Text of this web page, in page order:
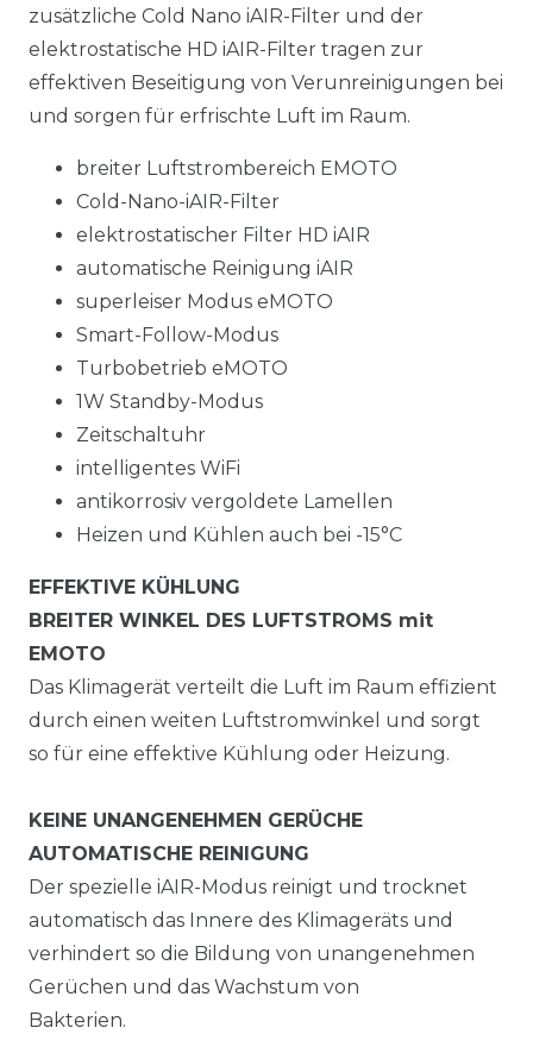
zusätzliche Cold Nano iAIR-Filter und der
elektrostatische HD iAIR-Filter tragen zur
effektiven Beseitigung von Verunreinigungen bei
und sorgen für erfrischte Luft im Raum.
breiter Luftstrombereich EMOTO
Cold-Nano-iAIR-Filter
elektrostatischer Filter HD iAIR
automatische Reinigung iAIR
superleiser Modus eMOTO
Smart-Follow-Modus
Turbobetrieb eMOTO
1W Standby-Modus
Zeitschaltuhr
intelligentes WiFi
antikorrosiv vergoldete Lamellen
Heizen und Kühlen auch bei -15°C
EFFEKTIVE KÜHLUNG
BREITER WINKEL DES LUFTSTROMS mit
EMOTO
Das Klimagerät verteilt die Luft im Raum effizient
durch einen weiten Luftstromwinkel und sorgt
so für eine effektive Kühlung oder Heizung.
KEINE UNANGENEHMEN GERÜCHE
AUTOMATISCHE REINIGUNG
Der spezielle iAIR-Modus reinigt und trocknet
automatisch das Innere des Klimageräts und
verhindert so die Bildung von unangenehmen
Gerüchen und das Wachstum von
Bakterien.